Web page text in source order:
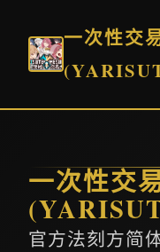
一次性交
一次性交
官方法刻方简